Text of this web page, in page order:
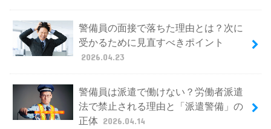
警備員の面接で落ちた理由とは？次に
受かるために見直すべきポイント
2026.04.23
警備員は派遣で働けない？労働者派遣
法で禁止される理由と「派遣警備」の
正体 2026.04.14